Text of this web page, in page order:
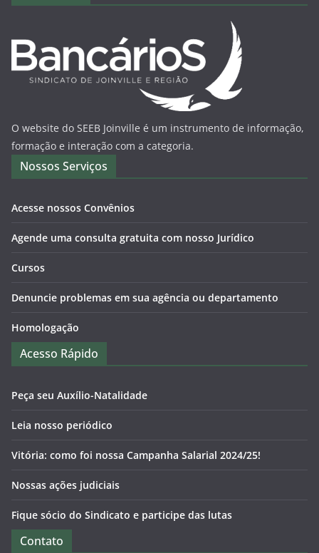
O website do SEEB Joinville é um instrumento de informação,
formação e interação com a categoria.
Nossos Serviços
Acesse nossos Convênios
Agende uma consulta gratuita com nosso Jurídico
Cursos
Denuncie problemas em sua agência ou departamento
Homologação
Acesso Rápido
Peça seu Auxílio-Natalidade
Leia nosso periódico
Vitória: como foi nossa Campanha Salarial 2024/25!
Nossas ações judiciais
Fique sócio do Sindicato e participe das lutas
Contato